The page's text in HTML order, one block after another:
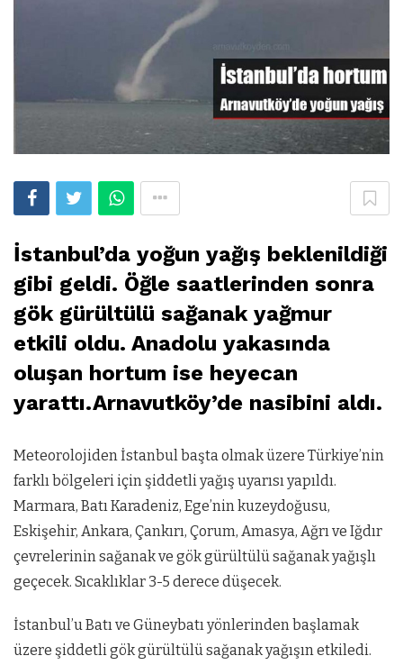
İstanbul’da yoğun yağış beklenildiği
gibi geldi. Öğle saatlerinden sonra
gök gürültülü sağanak yağmur
etkili oldu. Anadolu yakasında
oluşan hortum ise heyecan
yarattı.Arnavutköy’de nasibini aldı.
Meteorolojiden İstanbul başta olmak üzere Türkiye’nin
farklı bölgeleri için şiddetli yağış uyarısı yapıldı.
Marmara, Batı Karadeniz, Ege’nin kuzeydoğusu,
Eskişehir, Ankara, Çankırı, Çorum, Amasya, Ağrı ve Iğdır
çevrelerinin sağanak ve gök gürültülü sağanak yağışlı
geçecek. Sıcaklıklar 3-5 derece düşecek.
İstanbul’u Batı ve Güneybatı yönlerinden başlamak
üzere şiddetli gök gürültülü sağanak yağışın etkiledi.